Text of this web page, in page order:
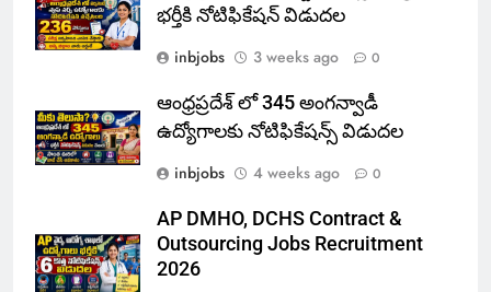
భర్తీకి నోటిఫికేషన్ విడుదల
inbjobs
3 weeks ago 0
ఆంధ్రప్రదేశ్ లో 345 అంగన్వాడీ
ఉద్యోగాలకు నోటిఫికేషన్స్ విడుదల
inbjobs
4 weeks ago 0
AP DMHO, DCHS Contract &
Outsourcing Jobs Recruitment
2026